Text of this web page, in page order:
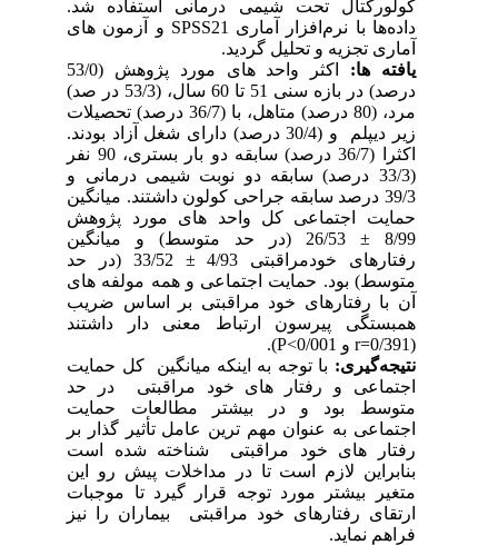
کولورکتال تحت شیمی درمانی استفاده شد.
داده‌ها با نرم‌افزار آماریSPSS21و آزمون های
آماری تجزیه و تحلیل گردید.
یافته ها:
اکثر واحد های مورد پژوهش (53/0
درصد) در بازه سنی 51 تا 60 سال، (53/3 در صد)
مرد، (80 درصد) متاهل، با (36/7 درصد) تحصیلات
زیر دیپلم و (30/4 درصد) دارای شغل آزاد بودند.
اکثرا
(36/7 درصد) سابقه دو بار بستری، 90 نفر
(33/3 درصد) سابقه دو نوبت شیمی درمانی و
39/3 درصد سابقه جراحی کولون داشتند. میانگین
حمایت اجتماعی کل واحد های مورد پژوهش
8/99
26/53 (در حد متوسط) و میانگین
رفتارهای خودمراقبتی 4/93
±
33/52 (در حد
متوسط) بود. حمایت اجتماعی و همه مولفه های
آن با رفتارهای خود مراقبتی بر اساس ضریب
همبستگی پیرسون ارتباط معنی دار داشتند
rو 0/001 P<
).
نتیجه‌گیری: با توجه به اینکه میانگین کل حمایت
اجتماعی و رفتار های خود مراقبتی در حد
متوسط بود و در بیشتر مطالعات حمایت
اجتماعی به عنوان مهم ترین عامل تأثیر گذار بر
رفتار های خود مراقبتی شناخته شده است
بنابراین لازم است تا در مداخلات پیش رو این
متغیر بیشتر مورد توجه قرار گیرد تا موجبات
ارتقای رفتارهای خود مراقبتی بیماران را نیز
فراهم نماید.